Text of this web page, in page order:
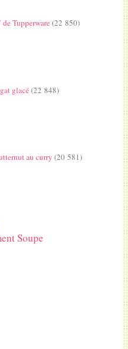
de Tupperware(22 850)
glacé(22 848)
au curry (20 581)
Soupe